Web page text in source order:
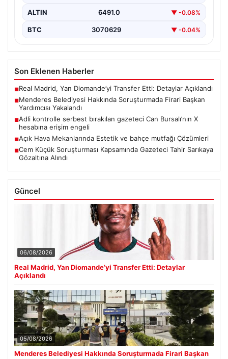
ALTIN 6491.0 ▼ -0.08%
BTC 3070629 ▼ -0.04%
Son Eklenen Haberler
■Real Madrid, Yan Diomande’yi Transfer Etti: Detaylar Açıklandı
■Menderes Belediyesi Hakkında Soruşturmada Firari Başkan
Yardımcısı Yakalandı
■Adli kontrolle serbest bırakılan gazeteci Can Bursalı’nın X
hesabına erişim engeli
■Açık Hava Mekanlarında Estetik ve bahçe mutfağı Çözümleri
■Cem Küçük Soruşturması Kapsamında Gazeteci Tahir Sarıkaya
Gözaltına Alındı
Güncel
06/08/2026
Real Madrid, Yan Diomande’yi Transfer Etti: Detaylar
Açıklandı
05/08/2026
Menderes Belediyesi Hakkında Soruşturmada Firari Başkan